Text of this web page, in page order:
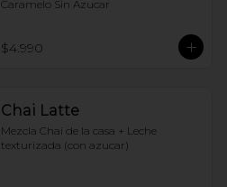
Caramelo Sin Azucar
$4.990
Chai Latte
Mezcla Chai de la casa + Leche
texturizada (con azucar)